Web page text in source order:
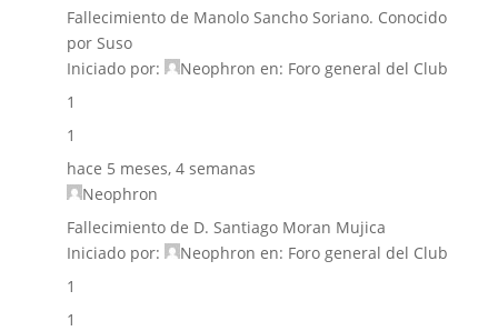
Fallecimiento de Manolo Sancho Soriano. Conocido
por Suso
Iniciado por:
Neophron en: Foro general del Club
1
1
hace 5 meses, 4 semanas
Neophron
Fallecimiento de D. Santiago Moran Mujica
Iniciado por:
Neophron en: Foro general del Club
1
1